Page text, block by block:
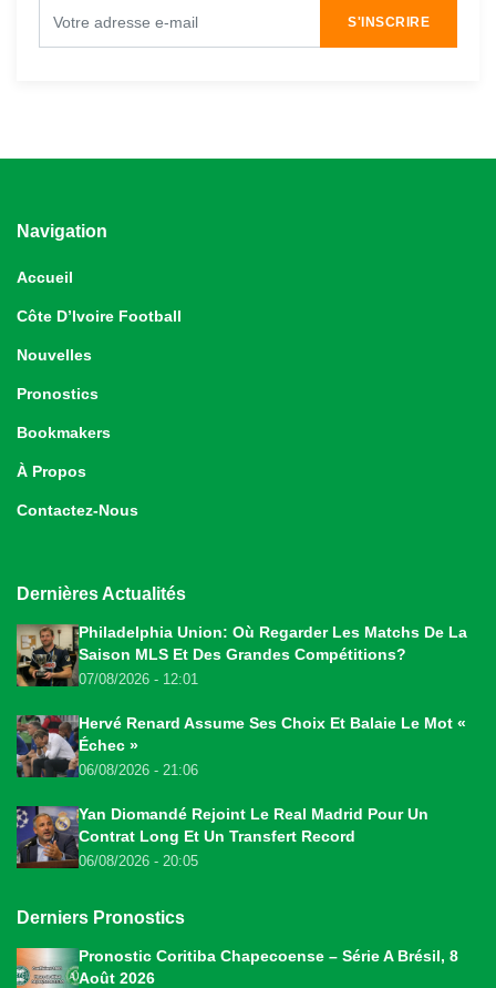
S'INSCRIRE
Navigation
Accueil
Côte D’Ivoire Football
Nouvelles
Pronostics
Bookmakers
À Propos
Contactez-Nous
Dernières Actualités
Philadelphia Union: Où Regarder Les Matchs De La
Saison MLS Et Des Grandes Compétitions?
07/08/2026 - 12:01
Hervé Renard Assume Ses Choix Et Balaie Le Mot «
Échec »
06/08/2026 - 21:06
Yan Diomandé Rejoint Le Real Madrid Pour Un
Contrat Long Et Un Transfert Record
06/08/2026 - 20:05
Derniers Pronostics
Pronostic Coritiba Chapecoense – Série A Brésil, 8
Août 2026